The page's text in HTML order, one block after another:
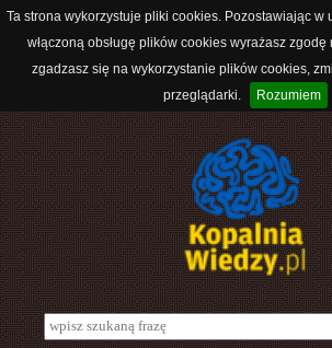
Ta strona wykorzystuje pliki cookies. Pozostawiając w
włączoną obsługę plików cookies wyrażasz
zgadzasz się na wykorzystanie plików cookies,
przeglądarki.
Rozumiem